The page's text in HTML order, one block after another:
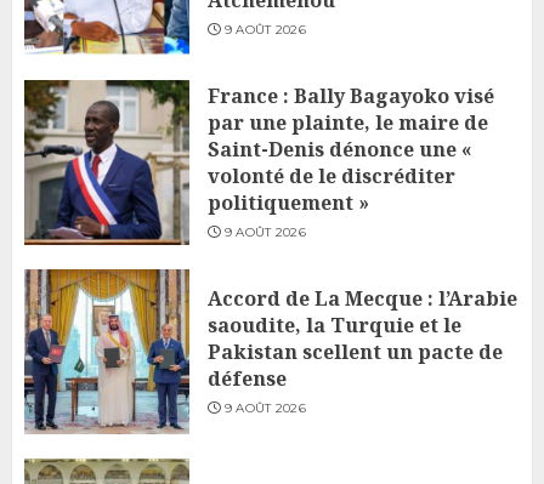
9 AOÛT 2026
France : Bally Bagayoko visé
par une plainte, le maire de
Saint-Denis dénonce une «
volonté de le discréditer
politiquement »
9 AOÛT 2026
Accord de La Mecque : l’Arabie
saoudite, la Turquie et le
Pakistan scellent un pacte de
défense
9 AOÛT 2026